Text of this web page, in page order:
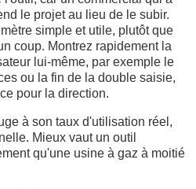
le projet au lieu de le subir.
simple et utile, plutôt que
coup. Montrez rapidement la
lui-même, par exemple le
ou la fin de la double saisie,
pour la direction.
à son taux d'utilisation réel,
Mieux vaut un outil
qu'une usine à gaz à moitié